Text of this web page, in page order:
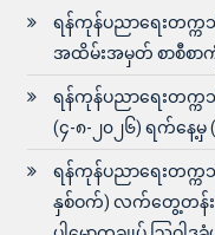
ရန်ကုန်ပညာရေးတက္
အထိမ်းအမှတ် စာစီစာကုံ
ရန်ကုန်ပညာရေးတက္က
(၄-၈-၂၀၂၆) ရက်နေ့
ရန်ကုန်ပညာရေးတက္
နှစ်ဝက်) လက်တွေ့တန်းပ